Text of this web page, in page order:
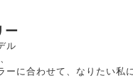
ー
ル
ーに合わせて、なりたい私